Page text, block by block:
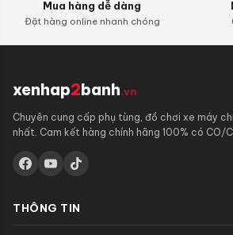
Mua hàng dễ dàng
Đặt hàng online nhanh chóng
xenhap2banh.vn
Chuyên cung cấp phụ tùng, đồ chơi xe máy
nhất. Cam kết hàng chính hãng 100% có CO/
THÔNG TIN